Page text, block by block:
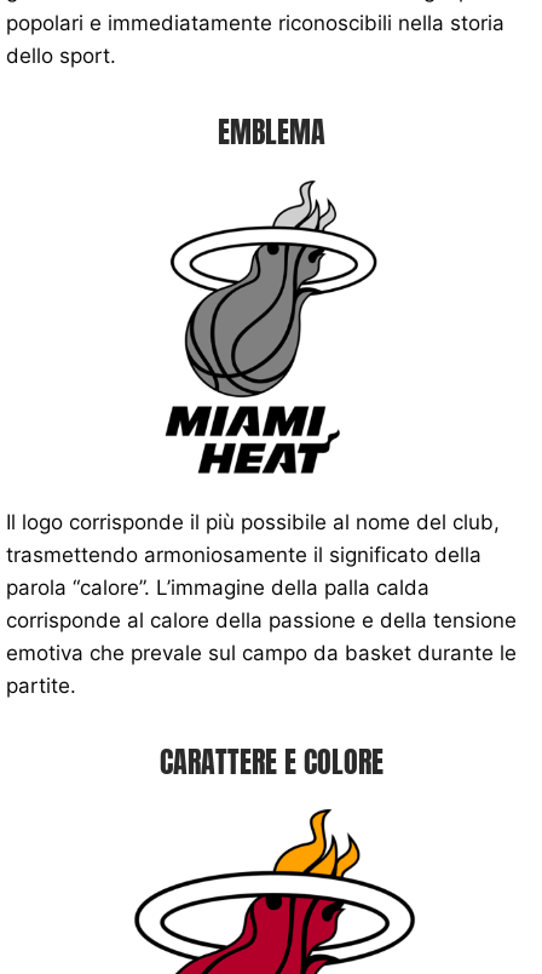
popolari e immediatamente riconoscibili nella storia
dello sport.
EMBLEMA
Il logo corrisponde il più possibile al nome del club,
trasmettendo armoniosamente il significato della
parola “calore”. L’immagine della palla calda
corrisponde al calore della passione e della tensione
emotiva che prevale sul campo da basket durante le
partite.
CARATTERE E COLORE